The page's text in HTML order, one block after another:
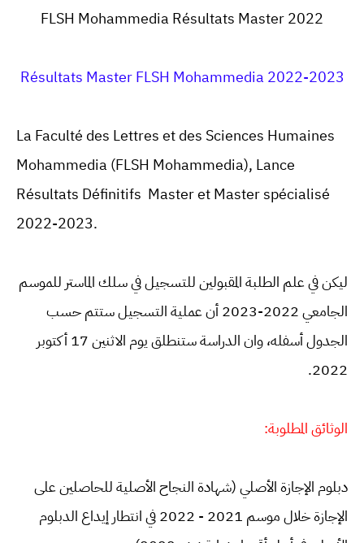
FLSH Mohammedia Résultats Master 2022
Résultats Master FLSH Mohammedia 2022-2023
La Faculté des Lettres et des Sciences Humaines
Mohammedia (FLSH Mohammedia), Lance
Résultats Définitifs Master et Master spécialisé
2022-2023.
ليكن في علم الطلبة المقبولين للتسجيل في سلك الماستر للموسم
الجامعي 2022-2023 أن عملية التسجيل ستتم حسب
الجدول أسفله، وان الدراسة ستنطلق يوم الاثنين 17 أكتوبر
2022.
الوثائق المطلوبة:
دبلوم الإجازة الأصلي (شهادة النجاح الأصلية للحاصلين على
الإجازة خلال موسم 2021 - 2022 في انتطار إيداع الدبلوم